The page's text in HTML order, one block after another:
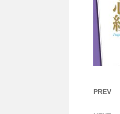
PREV